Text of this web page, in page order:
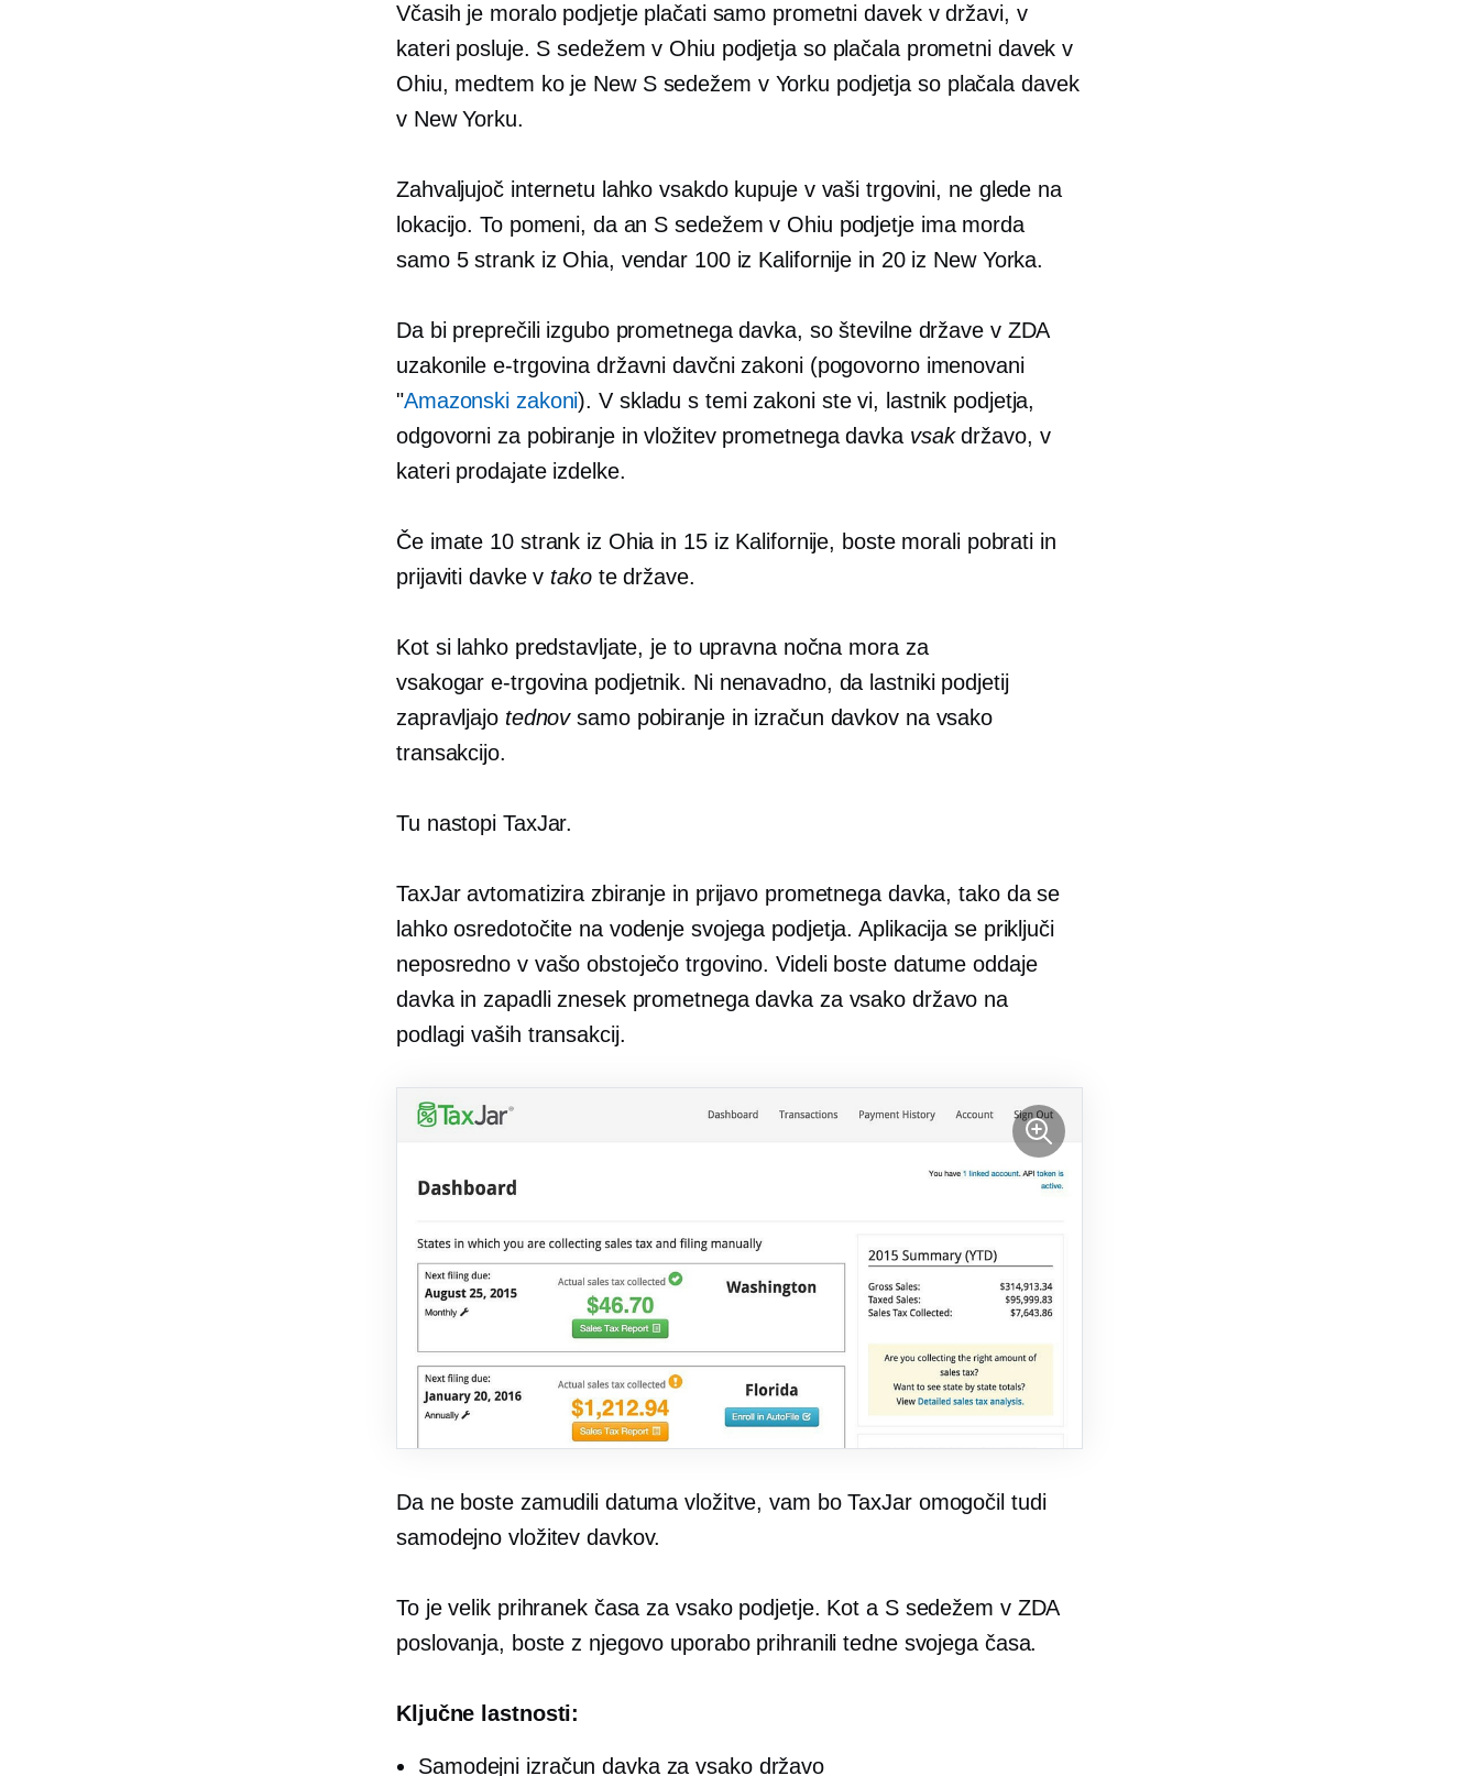
Včasih je moralo podjetje plačati samo prometni davek v državi, v
kateri posluje. S sedežem v Ohiu podjetja so plačala prometni davek v
Ohiu, medtem ko je New S sedežem v Yorku podjetja so plačala davek
v New Yorku.
Zahvaljujoč internetu lahko vsakdo kupuje v vaši trgovini, ne glede na
lokacijo. To pomeni, da an S sedežem v Ohiu podjetje ima morda
samo 5 strank iz Ohia, vendar 100 iz Kalifornije in 20 iz New Yorka.
Da bi preprečili izgubo prometnega davka, so številne države v ZDA
uzakonilee-trgovina državni davčni zakoni (pogovorno imenovani
"Amazonski zakoni). V skladu s temi zakoni ste vi, lastnik podjetja,
odgovorni za pobiranje in vložitev prometnega davka vsakdržavo, v
kateri prodajate izdelke.
Če imate 10 strank iz Ohia in 15 iz Kalifornije, boste morali pobrati in
prijaviti davke v tako te države.
Kot si lahko predstavljate, je to upravna nočna mora za
vsakogare-trgovina podjetnik. Ni nenavadno, da lastniki podjetij
zapravljajo tednovsamo pobiranje in izračun davkov na vsako
transakcijo.
Tu nastopi TaxJar.
TaxJar avtomatizira zbiranje in prijavo prometnega davka, tako da se
lahko osredotočite na vodenje svojega podjetja. Aplikacija se priključi
neposredno v vašo obstoječo trgovino. Videli boste datume oddaje
davka in zapadli znesek prometnega davka za vsako državo na
podlagi vaših transakcij.
Da ne boste zamudili datuma vložitve, vam bo TaxJar omogočil tudi
samodejno vložitev davkov.
To je velik prihranek časa za vsako podjetje. Kot a S sedežem v ZDA
poslovanja, boste z njegovo uporabo prihranili tedne svojega časa.
Ključne lastnosti:
Samodejni izračun davka za vsako državo